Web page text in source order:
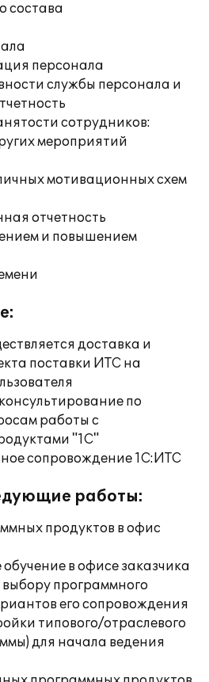
состава
персонала
службы персонала и
сотрудников:
мероприятий
мотивационных схем
отчетность
и повышением
доставка и
поставки ИТС на
по
работы с
"1С"
сопровождение 1С:ИТС
работы:
продуктов в офис
в офисе заказчика
программного
его сопровождения
типового/отраслевого
для начала ведения